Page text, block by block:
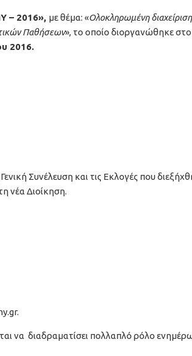
– 2016», με θέμα: «Ολοκληρωμένη
Παθήσεων», το οποίο διοργανώθηκε στο
2016.
Συνέλευση και τις Εκλογές που
νέα Διοίκηση.
.
να διαδραματίσει πολλαπλό ρόλο